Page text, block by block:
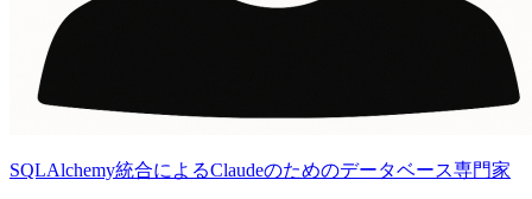
SQLAlchemy統合によるClaudeのためのデータベース専門家